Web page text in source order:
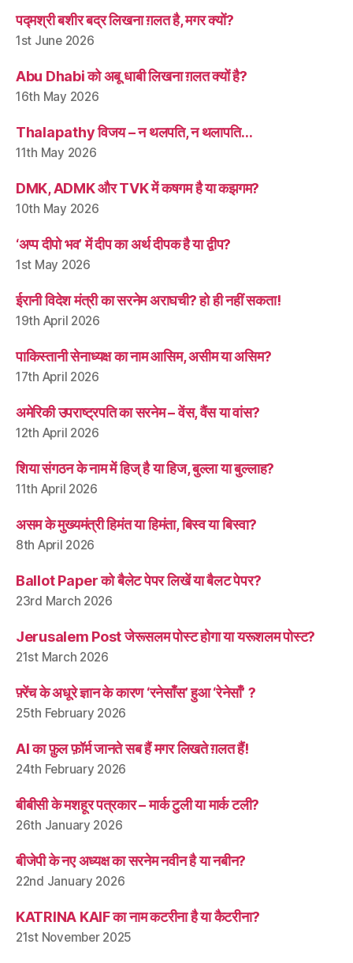
पद्मश्री बशीर बद्र लिखना ग़लत है, मगर क्यों?
1st June 2026
Abu Dhabi को अबू धाबी लिखना ग़लत क्यों है?
16th May 2026
Thalapathy विजय – न थलपति, न थलापति…
11th May 2026
DMK, ADMK और TVK में कषगम है या कझगम?
10th May 2026
‘अप्प दीपो भव’ में दीप का अर्थ दीपक है या द्वीप?
1st May 2026
ईरानी विदेश मंत्री का सरनेम अराघची? हो ही नहीं सकता!
19th April 2026
पाकिस्तानी सेनाध्यक्ष का नाम आसिम, असीम या असिम?
17th April 2026
अमेरिकी उपराष्ट्रपति का सरनेम – वेंस, वैंस या वांस?
12th April 2026
शिया संगठन के नाम में हिज् है या हिज, बुल्ला या बुल्लाह?
11th April 2026
असम के मुख्यमंत्री हिमंत या हिमंता, बिस्व या बिस्वा?
8th April 2026
Ballot Paper को बैलेट पेपर लिखें या बैलट पेपर?
23rd March 2026
Jerusalem Post जेरूसलम पोस्ट होगा या यरूशलम पोस्ट?
21st March 2026
फ़्रेंच के अधूरे ज्ञान के कारण ‘रनेसाँस’ हुआ ‘रेनेसाँ’ ?
25th February 2026
AI का फ़ुल फ़ॉर्म जानते सब हैं मगर लिखते ग़लत हैं!
24th February 2026
बीबीसी के मशहूर पत्रकार – मार्क टुली या मार्क टली?
26th January 2026
बीजेपी के नए अध्यक्ष का सरनेम नवीन है या नबीन?
22nd January 2026
KATRINA KAIF का नाम कटरीना है या कैटरीना?
21st November 2025